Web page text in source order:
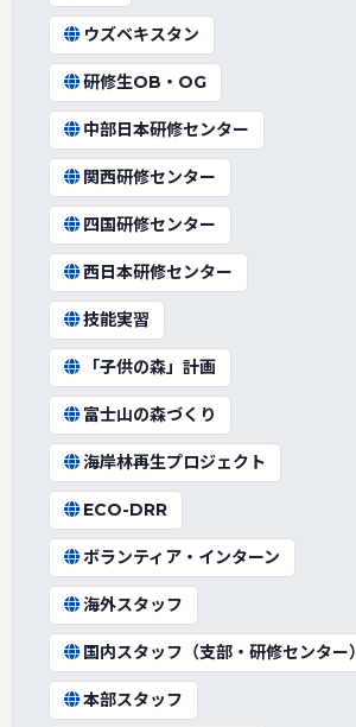
ウズベキスタン
研修生OB・OG
中部日本研修センター
関西研修センター
四国研修センター
西日本研修センター
技能実習
「子供の森」計画
富士山の森づくり
海岸林再生プロジェクト
ECO-DRR
ボランティア・インターン
海外スタッフ
国内スタッフ（支部・研修センター）
本部スタッフ